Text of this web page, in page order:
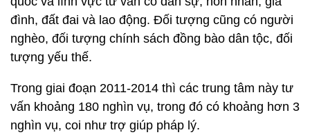
đình, đất đai và lao động. Đối tượng cũng có người
nghèo, đối tượng chính sách đồng bào dân tộc, đối
tượng yếu thế.
Trong giai đoạn 2011-2014 thì các trung tâm này tư
vấn khoảng 180 nghìn vụ, trong đó có khoảng hơn 3
nghìn vụ, coi như trợ giúp pháp lý.